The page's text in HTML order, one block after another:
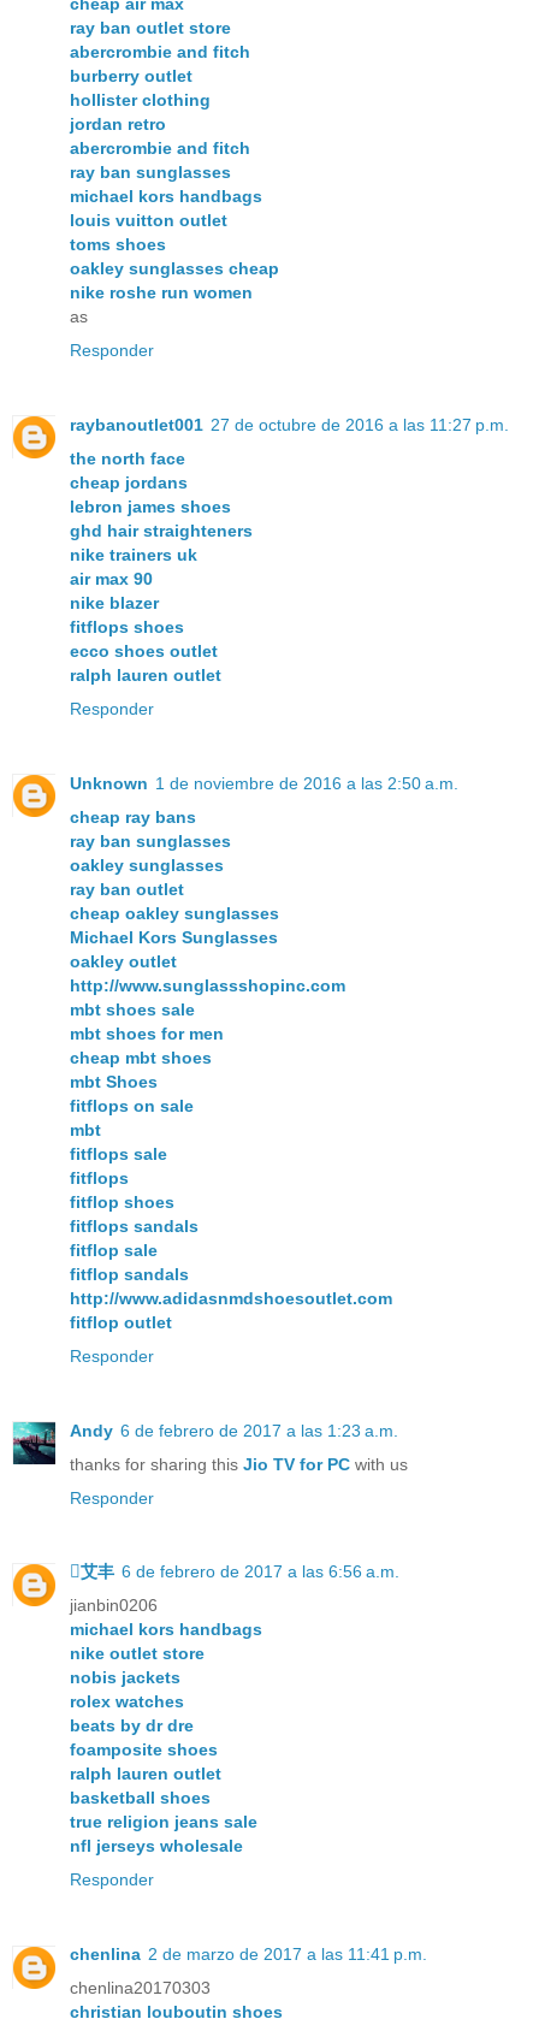
ray ban outlet store
abercrombie and fitch
burberry outlet
hollister clothing
jordan retro
abercrombie and fitch
ray ban sunglasses
michael kors handbags
louis vuitton outlet
toms shoes
oakley sunglasses cheap
nike roshe run women
as
Responder
raybanoutlet001 27 de octubre de 2016 a las 11:27 p.m.
the north face
cheap jordans
lebron james shoes
ghd hair straighteners
nike trainers uk
air max 90
nike blazer
fitflops shoes
ecco shoes outlet
ralph lauren outlet
Responder
Unknown 1 de noviembre de 2016 a las 2:50 a.m.
cheap ray bans
ray ban sunglasses
oakley sunglasses
ray ban outlet
cheap oakley sunglasses
Michael Kors Sunglasses
oakley outlet
http://www.sunglassshopinc.com
mbt shoes sale
mbt shoes for men
cheap mbt shoes
mbt Shoes
fitflops on sale
mbt
fitflops sale
fitflops
fitflop shoes
fitflops sandals
fitflop sale
fitflop sandals
http://www.adidasnmdshoesoutlet.com
fitflop outlet
Responder
Andy 6 de febrero de 2017 a las 1:23 a.m.
thanks for sharing this Jio TV for PC with us
Responder
艾丰 6 de febrero de 2017 a las 6:56 a.m.
jianbin0206
michael kors handbags
nike outlet store
nobis jackets
rolex watches
beats by dr dre
foamposite shoes
ralph lauren outlet
basketball shoes
true religion jeans sale
nfl jerseys wholesale
Responder
chenlina 2 de marzo de 2017 a las 11:41 p.m.
chenlina20170303
christian louboutin shoes